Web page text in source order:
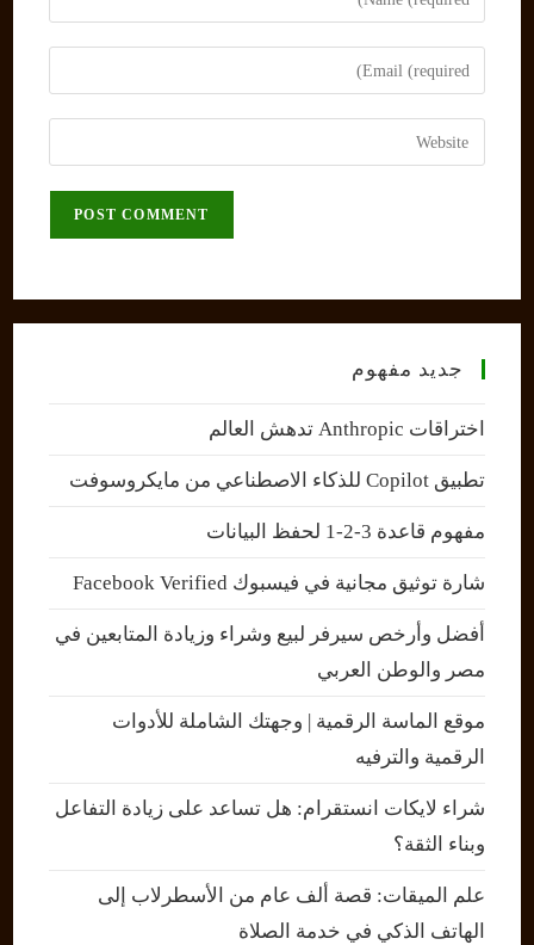
your
name
comment
Enter
your
email
address
Enter
your
جديد مفهوم
اختراقات Anthropic تدهش العالم
تطبيق Copilot للذكاء الاصطناعي من مايكروسوفت
مفهوم قاعدة 3-2-1 لحفظ البيانات
شارة توثيق مجانية في فيسبوك Facebook Verified
أفضل وأرخص سيرفر لبيع وشراء وزيادة المتابعين في
مصر والوطن العربي
موقع الماسة الرقمية | وجهتك الشاملة للأدوات
الرقمية والترفيه
شراء لايكات انستقرام: هل تساعد على زيادة التفاعل
وبناء الثقة؟
علم الميقات: قصة ألف عام من الأسطرلاب إلى
الهاتف الذكي في خدمة الصلاة